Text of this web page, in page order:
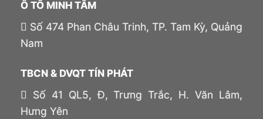
Ô TÔ MINH TÂM
Số 474 Phan Châu Trinh, TP. Tam Kỳ, Quảng
Nam
TBCN & DVQT TÍN PHÁT
Số 41 QL5, Đ, Trưng Trắc, H. Văn Lâm,
Hưng Yên